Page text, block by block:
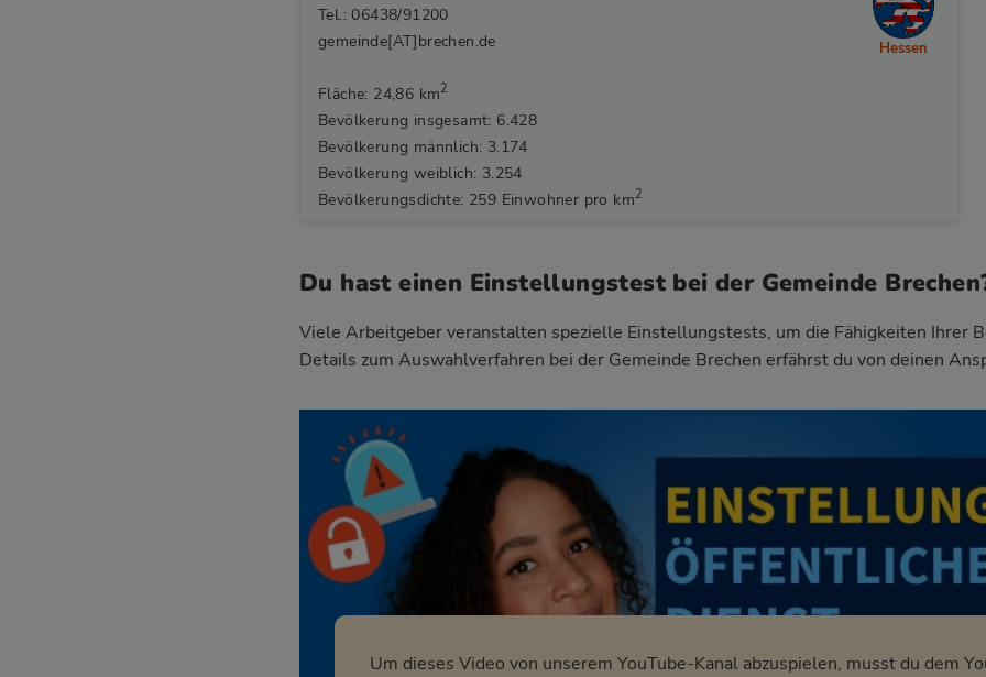
Tel.: 06438/91200
gemeinde[AT]brechen.de
Fläche: 24,86 km2
Bevölkerung insgesamt: 6.428
Bevölkerung männlich: 3.174
Bevölkerung weiblich: 3.254
Bevölkerungsdichte: 259 Einwohner pro km2
Hessen
Du hast einen Einstellungstest bei der Gemeinde
Viele Arbeitgeber veranstalten spezielle Einstellungstests, um die Fähigkeiten Ihrer
Details zum Auswahlverfahren bei der Gemeinde Brechen erfährst du von deinen
Um dieses Video von unserem YouTube-Kanal abzuspielen, musst du dem